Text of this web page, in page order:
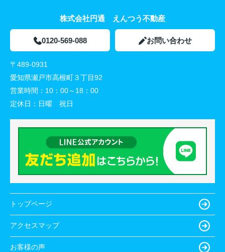
株式会社円通 えんつう不動産
0120-569-088 お問い合わせ
〒489-0931
愛知県瀬戸市高根町３丁目92
営業時間： 10：00～18：00
定休日： 日曜 祝日
トップページ
アクセスマップ
お客様の声